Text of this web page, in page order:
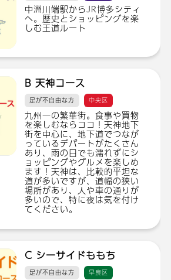
中洲川端駅からJR博多シティ
へ。歴史とショッピングを楽
しむ王道ルート
B 天神コース
足が不自由な方 中央区
九州一の繁華街。食事や買物
を楽しむならココ！天神地下
街を中心に、地下道でつなが
っているデパートがたくさん
あり、雨の日でも濡れずにシ
ョッピングやグルメを楽しめ
ます！天神は、比較的平坦な
道が多いですが、道幅の狭い
場所があり、人や車の通りが
多いので、特に夜は気を付け
てください。
C シーサイドももち
足が不自由な方 早良区